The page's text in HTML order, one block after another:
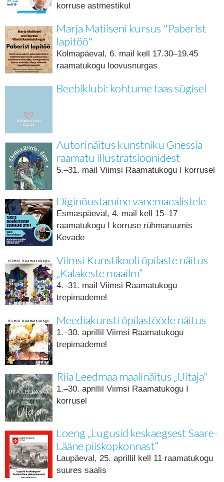
korruse astmestikul
Marja Matiiseni kursus ''Paberist
lapitöö''
Kolmapäeval, 6. mail kell 17.30–19.45
raamatukogu loovusnurgas
Beebiklubi: kohtume taas sügisel
Autorinäitus kunstniku Gnessia
raamatu illustratsioonidest
5.–31. mail Viimsi Raamatukogu I korrusel
Diginõustamine vanemaealistele
Esmaspäeval, 4. mail kell 15–17
raamatukogu I korruse rühmaruumis
Kevade
Viimsi Kunstikooli õpilaste näitus
„Kalakeste maailm“
4.–31. mail Viimsi Raamatukogu
trepimademel
Meediakunsti õpilastööde näitus
1.–30. aprillil Viimsi Raamatukogu
trepimademel
Riia Leedmaa maalinäitus „Uitaja“
1.–30. aprillil Viimsi Raamatukogu I
korrusel
Loeng „Lugusid keskaegsest Saare-
Lääne piiskopkonnast“
Laupäeval, 25. aprillil kell 11 raamatukogu
suures saalis